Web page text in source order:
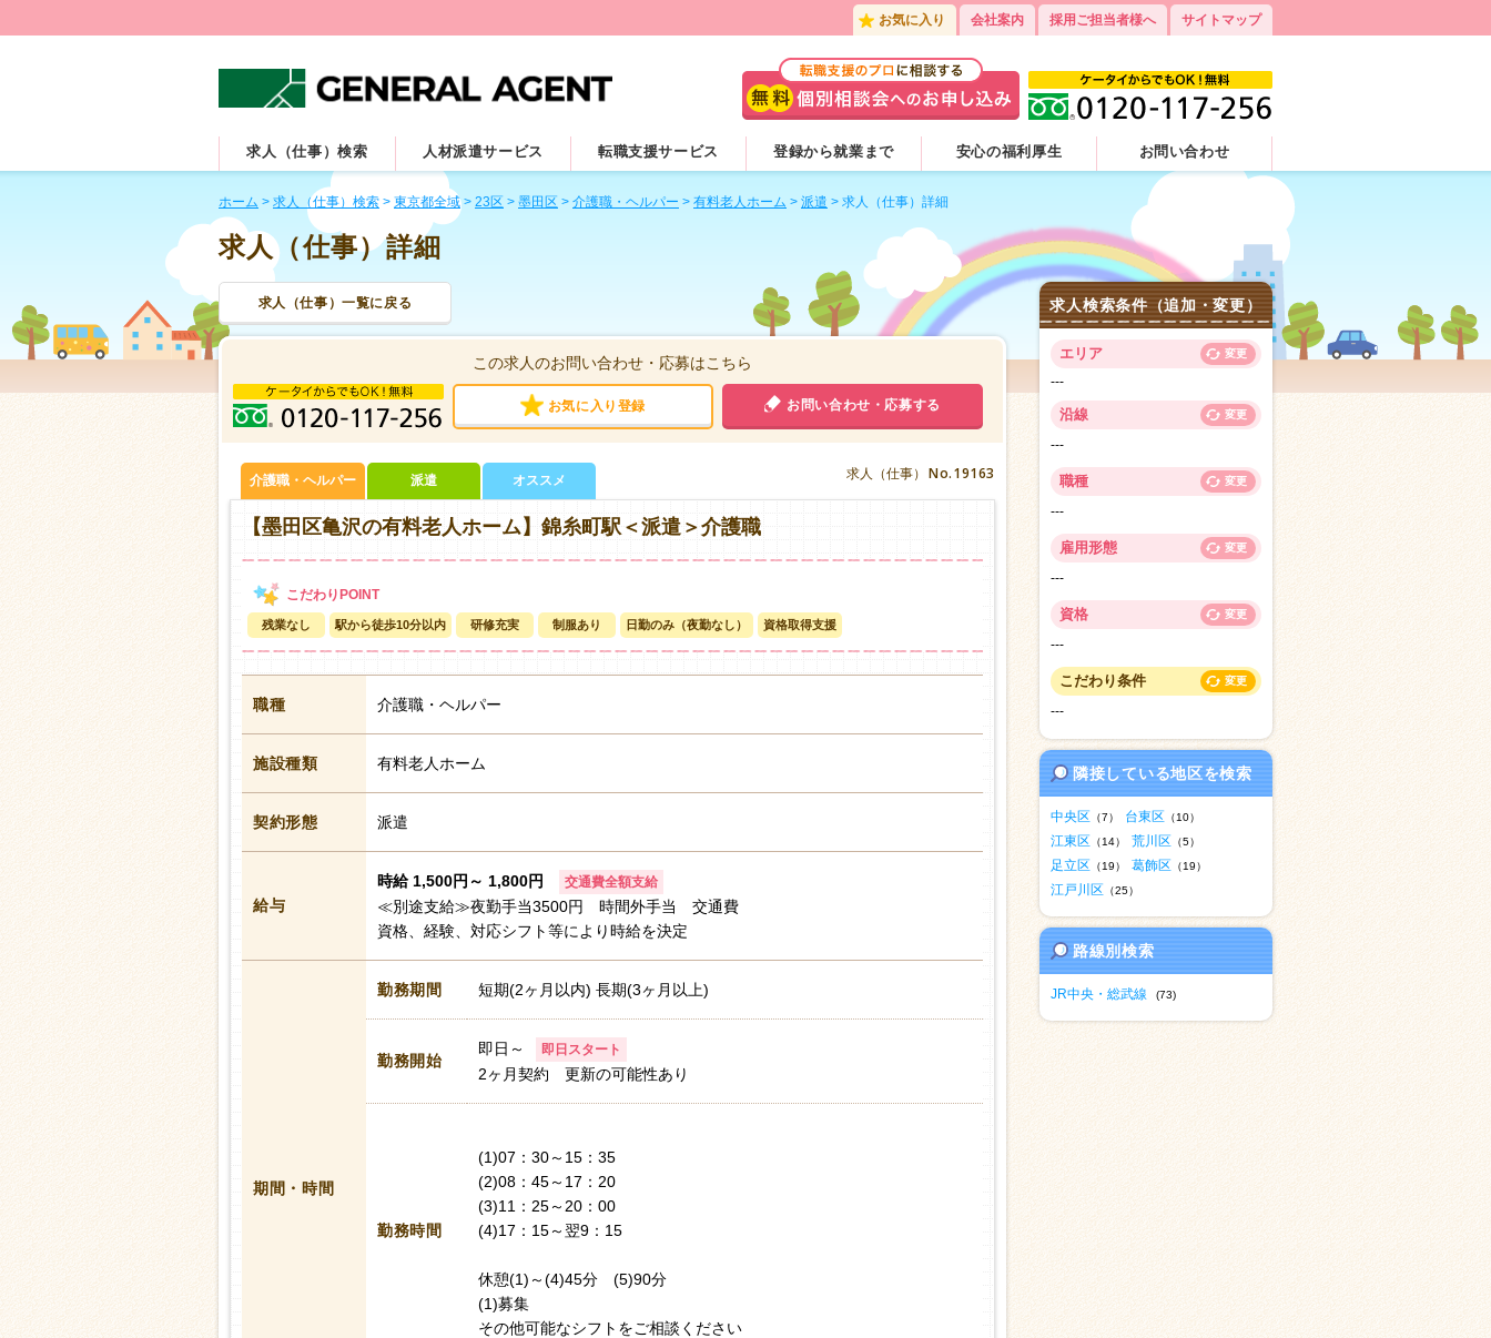
お気に入り 会社案内 採用ご担当者様へ サイトマップ
求人（仕事）検索 人材派遣サービス 転職支援サービス 登録から就業まで 安心の福利厚生 お問い合わせ
ホーム > 求人（仕事）検索 > 東京都全域> 23区 > 墨田区 > 介護職・ヘルパー > 有料老人ホーム > 派遣 > 求人（仕事）詳細
求人（仕事）詳細
求人（仕事）一覧に戻る
この求人のお問い合わせ・応募はこちら
お気に入り登録 お問い合わせ・応募する
求人（仕事） No.19163
介護職・ヘルパー 派遣 オススメ
【墨田区亀沢の有料老人ホーム】錦糸町駅＜派遣＞介護職
残業なし 駅から徒歩10分以内 研修充実 制服あり 日勤のみ（夜勤なし） 資格取得支援
職種 介護職・ヘルパー
施設種類 有料老人ホーム
契約形態 派遣
給与
時給 1,500円～ 1,800円 交通費全額支給
≪別途支給≫夜勤手当3500円 時間外手当 交通費
資格、経験、対応シフト等により時給を決定
期間・時間
勤務期間 短期(2ヶ月以内) 長期(3ヶ月以上)
勤務開始
即日～ 即日スタート
2ヶ月契約 更新の可能性あり
勤務時間
(1)07：30～15：35
(2)08：45～17：20
(3)11：25～20：00
(4)17：15～翌9：15
休憩(1)～(4)45分 (5)90分
(1)募集
その他可能なシフトをご相談ください
求人検索条件（追加・変更）
エリア 変更
---
沿線 変更
---
職種 変更
---
雇用形態 変更
---
資格 変更
---
こだわり条件 変更
---
隣接している地区を検索
中央区 （7） 台東区 （10）
江東区 （14） 荒川区 （5）
足立区 （19） 葛飾区 （19）
江戸川区 （25）
路線別検索
JR中央・総武線 (73)